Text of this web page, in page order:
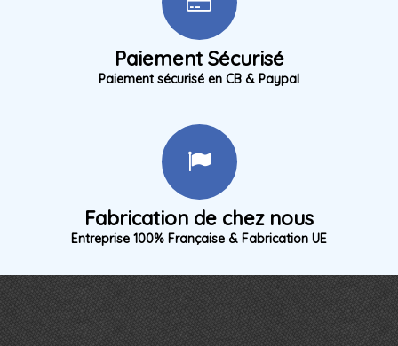
Paiement Sécurisé
Paiement sécurisé en CB & Paypal
Fabrication de chez nous
Entreprise 100% Française & Fabrication UE